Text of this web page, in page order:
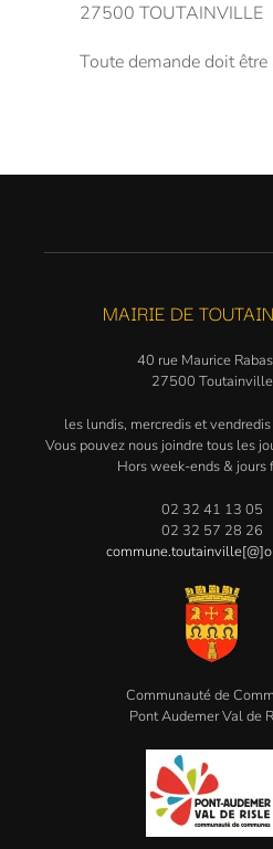
27500 TOUTAINVILLE
Toute demande doit
MAIRIE DE
40 rue Maurice
27500 Toutainville
les lundis, mercredis et
Vous pouvez nous joindre tous les
Hors week-ends & jours
02 32 41 13 05
02 32 57 28 26
Communauté de
Pont Audemer Val de